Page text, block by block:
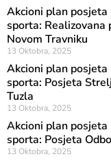
Akcioni plan
sporta: Realizovana
Novom Travniku
13 Oktobra, 2025
Akcioni plan
sporta: Posjeta
Tuzla
13 Oktobra, 2025
Akcioni plan
sporta: Posjeta
13 Oktobra, 2025